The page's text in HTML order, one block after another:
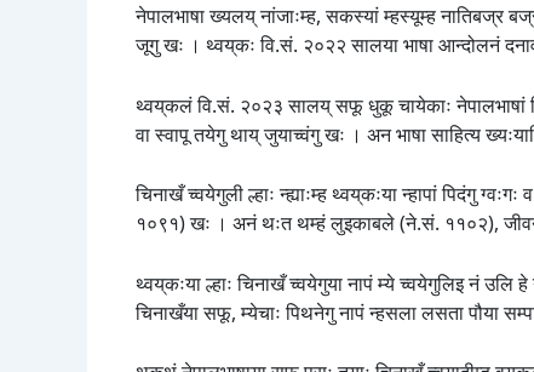
नेपालभाषा ख्यलय् नांजाःम्ह, सकस्यां म्हस्यूम्ह नातिबज्र
जूगु खः । थ्वय्‌कः वि.सं. २०२२ सालया भाषा आन्दोलनं
थ्वय्‌कलं वि.सं. २०२३ सालय् सफू धुकू चायेकाः नेपालभाषां
वा स्वापू तयेगु थाय् जुयाच्वंगु खः । अन भाषा साहित्य
चिनाखँ च्वयेगुली ल्हाः न्ह्याःम्ह थ्वय्‌कःया न्हापां पिदंगु
१०९१) खः । अनं थःत थम्हं लुइकाबले (ने.सं. ११०२),
थ्वय्‌कःया ल्हाः चिनाखँ च्वयेगुया नापं म्ये च्वयेगुलिइ नं
चिनाखँया सफू, म्येचाः पिथनेगु नापं न्हसला लसता पौया